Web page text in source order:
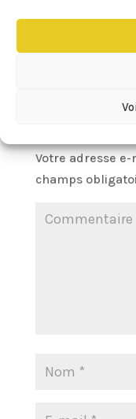
pour
Votre adresse
champs